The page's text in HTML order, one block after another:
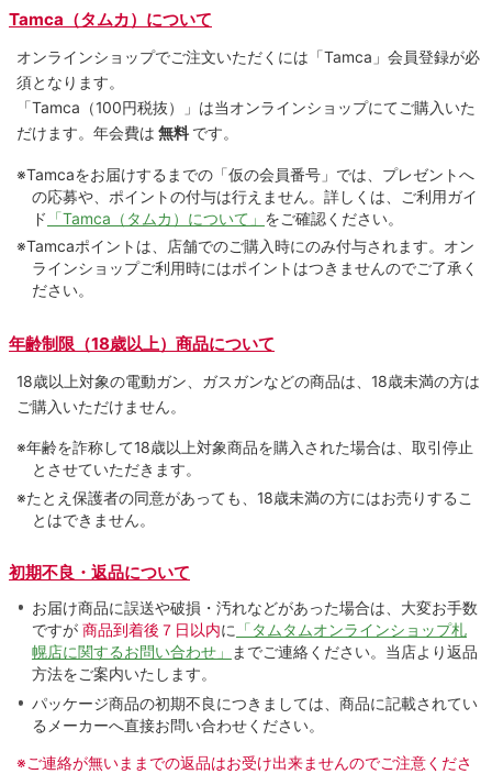
Tamca（タムカ）について
オンラインショップでご注⽂いただくには「Tamca」会員登録が必
須となります。
「Tamca （100円税抜）
」は当オンラインショップにてご購⼊いた
だけます。 年会費は 無料 です。
※Tamcaをお届けするまでの「仮の会員番号」では、プレゼントへ
の応募や、ポイントの付与は⾏えません。詳しくは、ご利⽤ガイ
ド 「Tamca（タムカ）について」 をご確認ください。
※Tamcaポイントは、店舗でのご購⼊時にのみ付与されます。オン
ラインショップご利用時にはポイントはつきませんのでご了承く
ださい。
年齢制限（18歳以上）商品について
18歳以上対象の電動ガン、ガスガンなどの商品は、18歳未満の方は
ご購入いただけません。
※年齢を詐称して18歳以上対象商品を購入された場合は、取引停止
とさせていただきます。
※たとえ保護者の同意があっても、18歳未満の方にはお売りするこ
とはできません。
初期不良・返品について
お届け商品に誤送や破損・汚れなどがあった場合は、大変お手数
ですが 商品到着後７日以内に 「タムタムオンラインショップ札
幌店に関するお問い合わせ」
までご連絡ください。当店より返品
方法をご案内いたします。
パッケージ商品の初期不良につきましては、商品に記載されてい
るメーカーへ直接お問い合わせください。
※ご連絡が無いままでの返品はお受け出来ませんのでご注意くださ